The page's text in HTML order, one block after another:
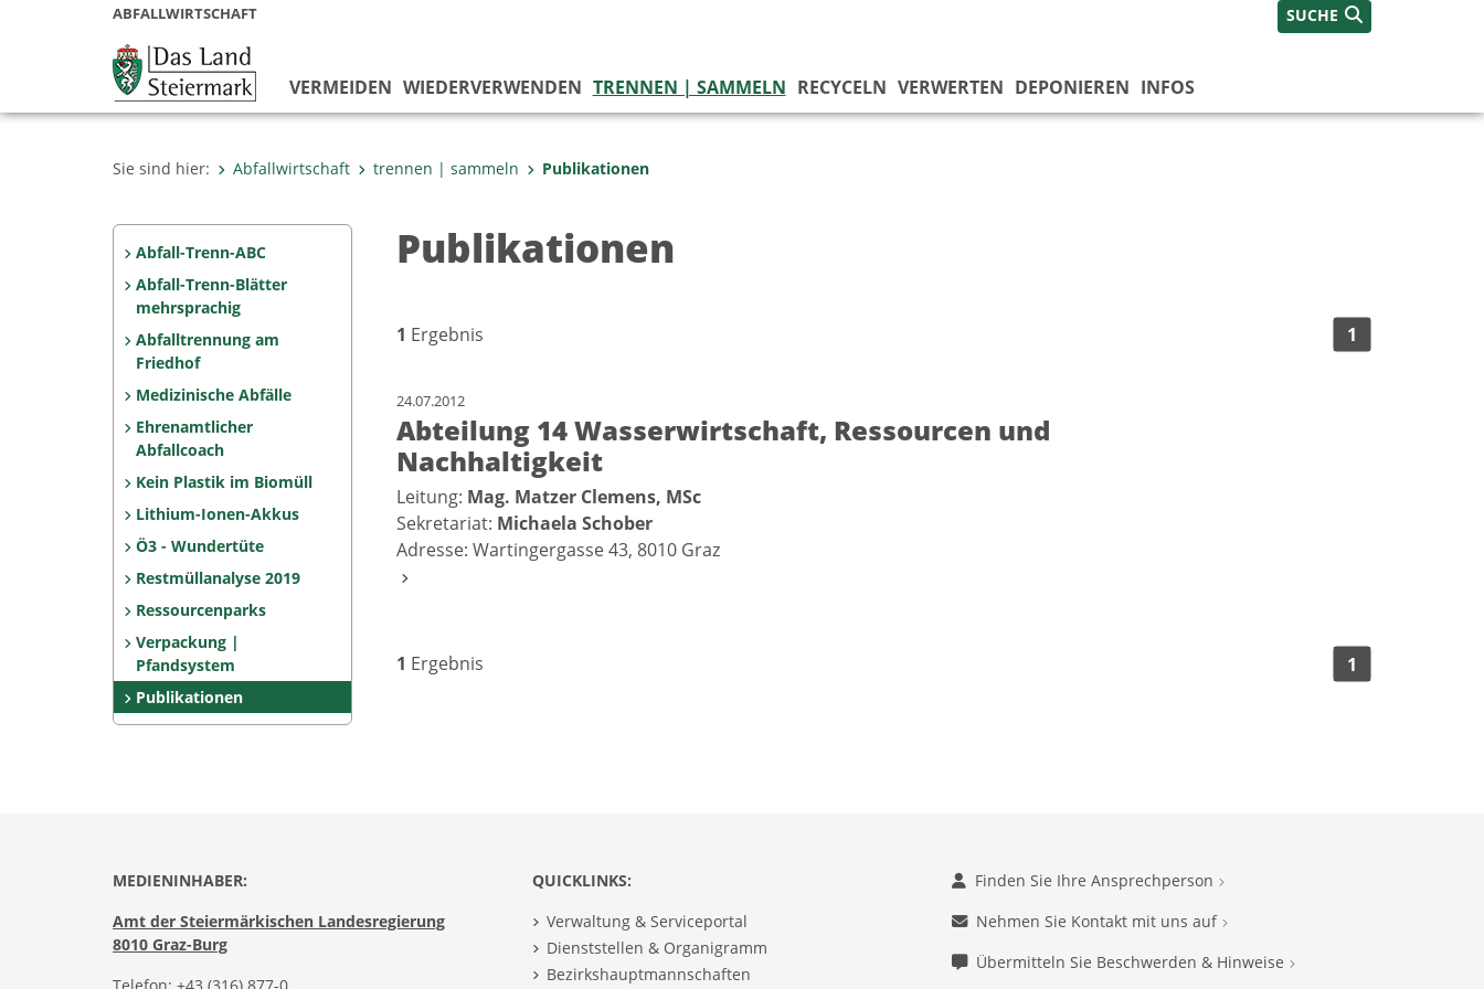
ABFALLWIRTSCHAFT SUCHE
VERMEIDEN WIEDERVERWENDEN TRENNEN | SAMMELN RECYCELN VERWERTEN DEPONIEREN INFOS
Sie sind hier: Abfallwirtschaft trennen | sammeln Publikationen
Abfall-Trenn-ABC
Abfall-Trenn-Blätter
mehrsprachig
Abfalltrennung am
Friedhof
Medizinische Abfälle
Ehrenamtlicher
Abfallcoach
Kein Plastik im Biomüll
Lithium-Ionen-Akkus
Ö3 - Wundertüte
Restmüllanalyse 2019
Ressourcenparks
Verpackung |
Pfandsystem
Publikationen
Publikationen
1 Ergebnis 1
24.07.2012
Abteilung 14 Wasserwirtschaft, Ressourcen und
Nachhaltigkeit
Leitung: Mag. Matzer Clemens, MSc
Sekretariat: Michaela Schober
Adresse: Wartingergasse 43, 8010 Graz
1 Ergebnis 1
MEDIENINHABER:
Amt der Steiermärkischen Landesregierung
8010 Graz-Burg
QUICKLINKS:
Verwaltung & Serviceportal
Dienststellen & Organigramm
Bezirkshauptmannschaften
Finden Sie Ihre Ansprechperson
Nehmen Sie Kontakt mit uns auf
Übermitteln Sie Beschwerden & Hinweise